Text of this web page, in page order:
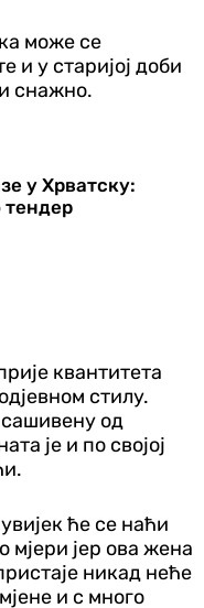
може се
и у старијој доби
снажно.
у Хрватску:
тендер
квантитета
стилу.
сашивену од
је и по својој
ће се наћи
мјери јер ова жена
никад неће
и с много